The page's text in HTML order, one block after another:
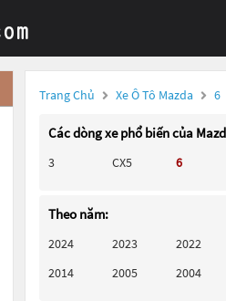
Trang Chủ Xe Ô Tô Mazda 6
Các dòng xe phổ biến của
3 CX5 6
Theo năm:
2024 2023 2022
2014
2005 2004